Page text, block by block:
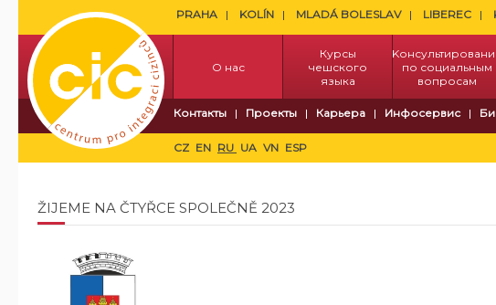
PRAHA KOLÍN MLADÁ BOLESLAV LIBEREC
О нас
Курсы
чешского
языка
по социальным
вопросам
Контакты Проекты Карьера Инфосервис
CZ EN RU UA VN ESP
ŽIJEME NA ČTYŘCE SPOLEČNĚ 2023